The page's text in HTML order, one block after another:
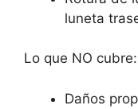
luneta
Lo que NO cubre:
Daños